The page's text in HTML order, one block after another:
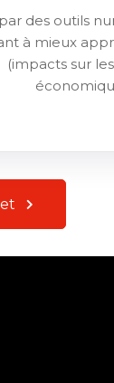
par des outils
à mieux
(impacts sur